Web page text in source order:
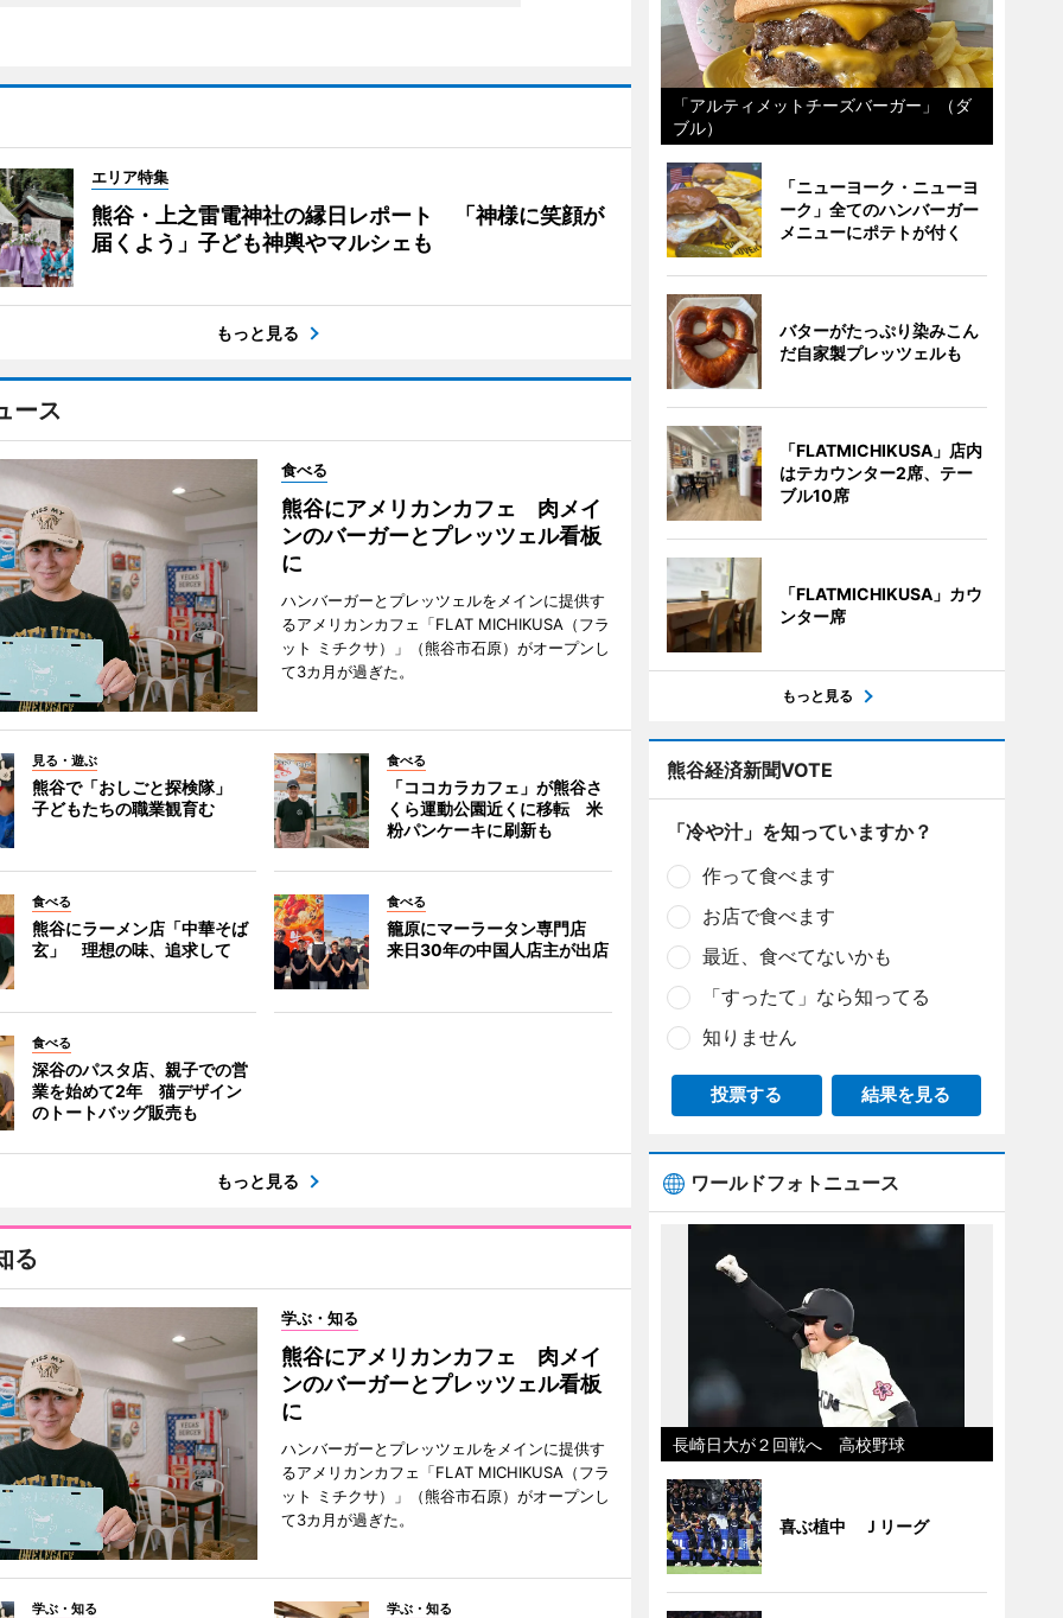
エリア特集
熊谷・上之雷電神社の縁日レポート 「神様に笑顔が
届くよう」子ども神輿やマルシェも
もっと見る
ース
食べる
熊谷にアメリカンカフェ 肉メイ
ンのバーガーとプレッツェル看板
に
ハンバーガーとプレッツェルをメインに提供す
るアメリカンカフェ「FLAT MICHIKUSA（フラ
ット ミチクサ）」（熊谷市石原）がオープンし
て3カ月が過ぎた。
見る・遊ぶ
熊谷で「おしごと探検隊」
子どもたちの職業観育む
食べる
「ココカラカフェ」が熊谷さ
くら運動公園近くに移転 米
粉パンケーキに刷新も
食べる
熊谷にラーメン店「中華そば
玄」 理想の味、追求して
食べる
籠原にマーラータン専門店
来日30年の中国人店主が出店
食べる
深谷のパスタ店、親子での営
業を始めて2年 猫デザイン
のトートバッグ販売も
もっと見る
る
学ぶ・知る
熊谷にアメリカンカフェ 肉メイ
ンのバーガーとプレッツェル看板
に
ハンバーガーとプレッツェルをメインに提供す
るアメリカンカフェ「FLAT MICHIKUSA（フラ
ット ミチクサ）」（熊谷市石原）がオープンし
て3カ月が過ぎた。
学ぶ・知る 学ぶ・知る
「アルティメットチーズバーガー」（ダ
ブル）
「ニューヨーク・ニューヨ
ーク」全てのハンバーガー
メニューにポテトが付く
バターがたっぷり染みこん
だ自家製プレッツェルも
「FLATMICHIKUSA」店内
はテカウンター2席、テー
ブル10席
「FLATMICHIKUSA」カウ
ンター席
もっと見る
熊谷経済新聞VOTE
「冷や汁」を知っていますか？
作って食べます
お店で食べます
最近、食べてないかも
「すったて」なら知ってる
知りません
投票する 結果を見る
ワールドフォトニュース
長崎日大が２回戦へ 高校野球
喜ぶ植中 Ｊリーグ